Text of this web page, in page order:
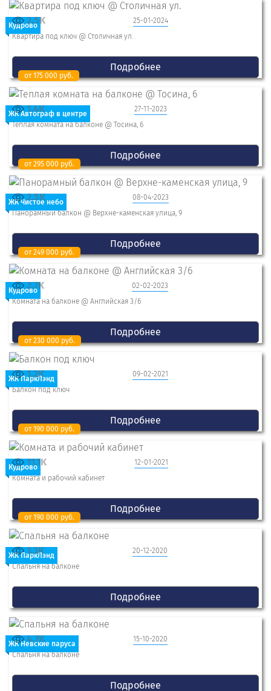
Кудрово
25-01-2024
2.5K
Квартира под ключ @ Столичная ул.
Подробнее
ЖК Автограф в центре
от 175 000 руб.
27-11-2023
1.4K
Теплая комната на балконе @ Тосина, 6
Подробнее
ЖК Чистое небо
от 295 000 руб.
08-04-2023
2.5K
Панорамный балкон @ Верхне-каменская улица, 9
Подробнее
Кудрово
от 249 000 руб.
02-02-2023
2.7K
Комната на балконе @ Английская 3/6
Подробнее
ЖК ПаркЛэнд
от 230 000 руб.
09-02-2021
1.2K
Балкон под ключ
Подробнее
Кудрово
от 190 000 руб.
12-01-2021
11.1K
Комната и рабочий кабинет
Подробнее
ЖК ПаркЛэнд
от 190 000 руб.
20-12-2020
1.3K
Спальня на балконе
Подробнее
ЖК Невские паруса
15-10-2020
4.7K
Спальня на балконе
Подробнее